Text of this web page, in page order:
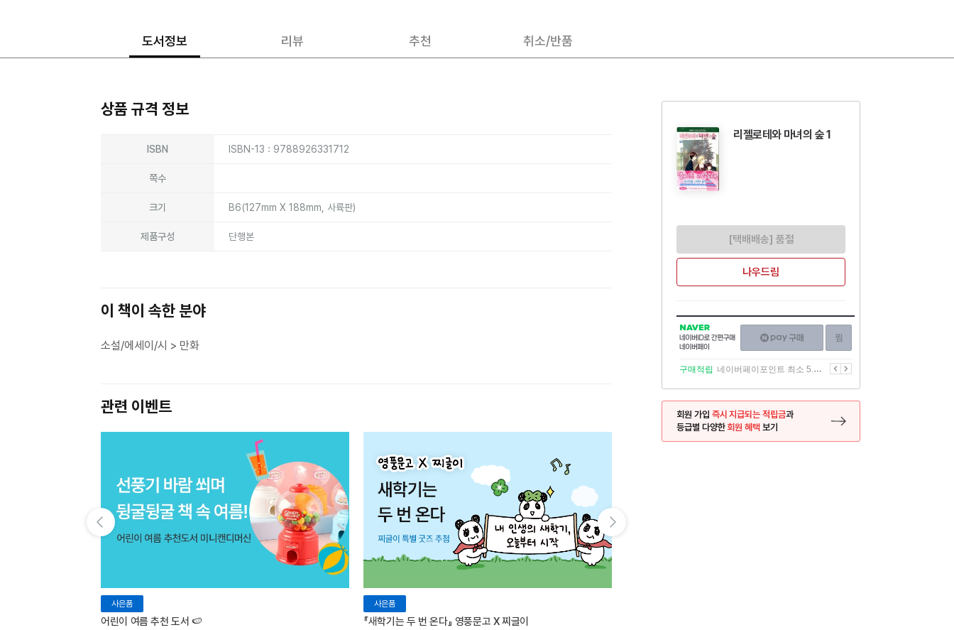
도서정보 리뷰 추천 취소/반품
상품 규격 정보
ISBN ISBN-13 : 9788926331712
쪽수
크기 B6(127mm X 188mm, 사륙판)
제품구성 단행본
이 책이 속한 분야
소설/에세이/시 > 만화
관련 이벤트
사은품
어린이 여름 추천 도서 🍉
사은품
『새학기는 두 번 온다』 영풍문고 X 찌글이
리젤로테와 마녀의 숲 1
[택배배송] 품절
나우드림
NAVER
네이버
ID로
간편구매
네이버페이
구매하기
이전
구매적립 네이버페이포인트 최소 5.5% 적립 다음
회원 가입 즉시 지급되는 적립금과
등급별 다양한회원 혜택 보기